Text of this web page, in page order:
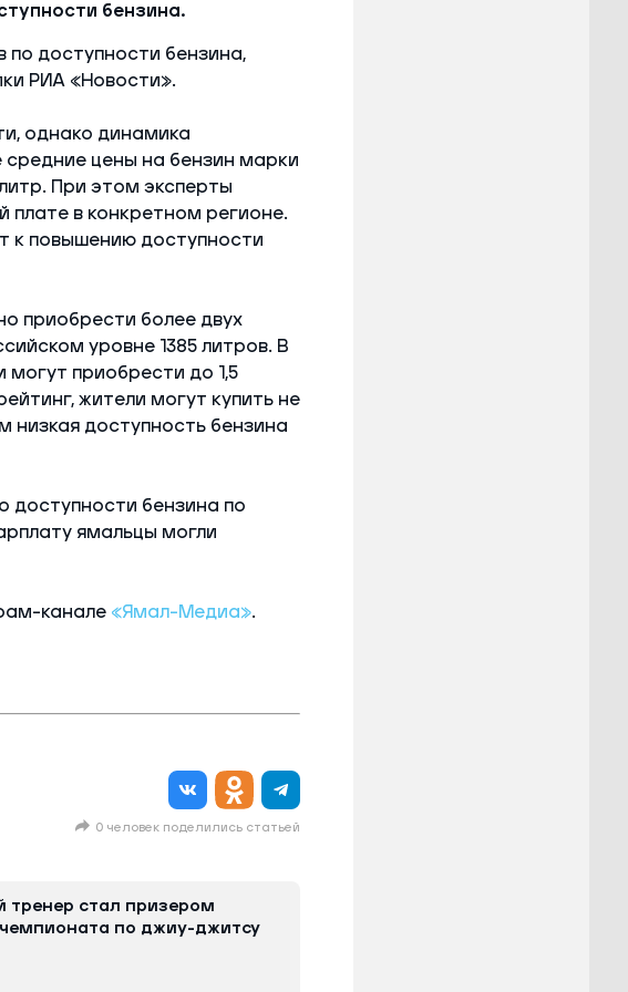
бензина.
по доступности бензина,
РИА «Новости».
однако динамика
средние цены на бензин марки
При этом эксперты
в конкретном регионе.
к повышению доступности
приобрести более двух
уровне 1385 литров. В
приобрести до 1,5
жители могут купить не
низкая доступность бензина
доступности бензина по
ямальцы могли
канале «Ямал-Медиа».
0 человек поделились статьей
тренер стал призером
по джиу-джитсу